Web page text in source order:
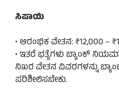
ಸಿಪಾಯಿ
• ಆರಂಭಿಕ ವೇತನ: ₹12,000 –
• ಇತರೆ ಭತ್ಯೆಗಳು ಬ್ಯಾಂಕ್
ನಿಖರ ವೇತನ ವಿವರಗಳನ್ನು
ಪರಿಶೀಲಿಸಬೇಕು.